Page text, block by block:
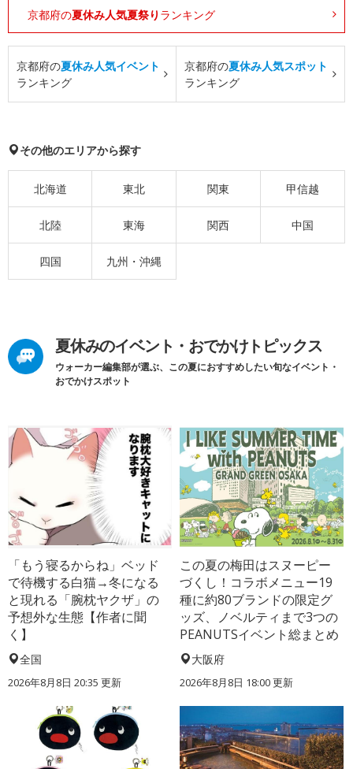
京都府の夏休み人気夏祭り ランキング
京都府の夏休み人気イベント
ランキング
京都府の夏休み人気スポット
ランキング
その他のエリアから探す
北海道 東北 関東 甲信越
北陸 東海 関西 中国
四国 九州・沖縄
夏休みのイベント・おでかけトピックス
ウォーカー編集部が選ぶ、この夏におすすめしたい旬なイベント・
おでかけスポット
「もう寝るからね」ベッド
で待機する白猫→冬になる
と現れる「腕枕ヤクザ」の
予想外な生態【作者に聞
く】
全国
2026年8月8日 20:35 更新
この夏の梅田はスヌーピー
づくし！コラボメニュー19
種に約80ブランドの限定グ
ッズ、ノベルティまで3つの
PEANUTSイベント総まとめ
大阪府
2026年8月8日 18:00更新